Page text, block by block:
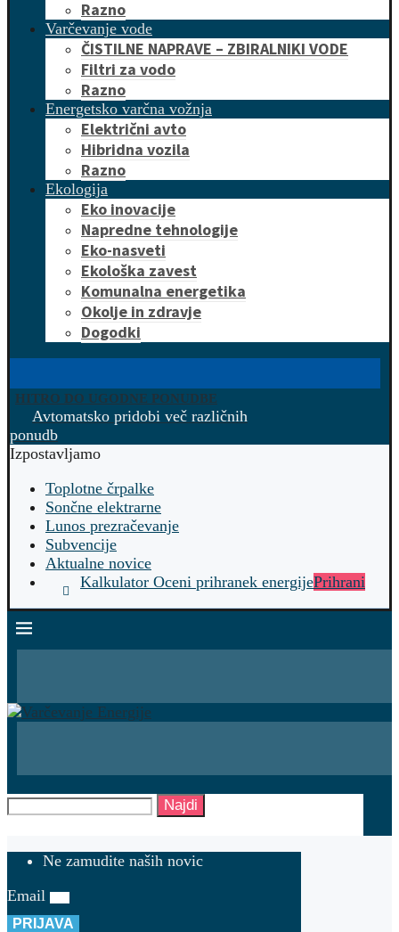
Razno
Varčevanje vode
ČISTILNE NAPRAVE – ZBIRALNIKI VODE
Filtri za vodo
Razno
Energetsko varčna vožnja
Električni avto
Hibridna vozila
Razno
Ekologija
Eko inovacije
Napredne tehnologije
Eko-nasveti
Ekološka zavest
Komunalna energetika
Okolje in zdravje
Dogodki
HITRO DO UGODNE PONUDBE
Avtomatsko pridobi več različnih
ponudb
Izpostavljamo
Toplotne črpalke
Sončne elektrarne
Lunos prezračevanje
Subvencije
Aktualne novice
Kalkulator Oceni prihranek energijePrihrani
Najdi
Ne zamudite naših novic
Email
PRIJAVA